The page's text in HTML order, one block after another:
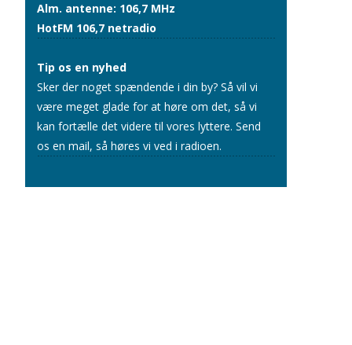
Alm. antenne: 106,7 MHz
HotFM 106,7 netradio
Tip os en nyhed
Sker der noget spændende i din by? Så vil vi
være meget glade for at høre om det, så vi
kan fortælle det videre til vores lyttere. Send
os en mail, så høres vi ved i radioen.